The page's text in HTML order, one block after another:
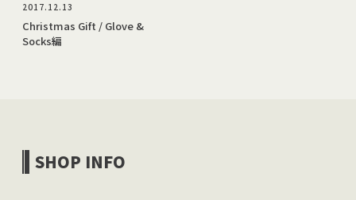
2017.12.13
Christmas Gift / Glove &
Socks編
SHOP INFO